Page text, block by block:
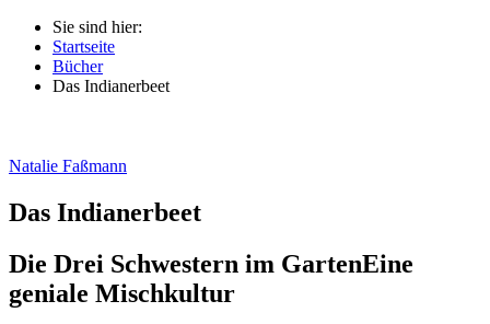
Sie sind hier:
Startseite
Bücher
Das Indianerbeet
Natalie Faßmann
Das Indianerbeet
Die Drei Schwestern im GartenEine
geniale Mischkultur